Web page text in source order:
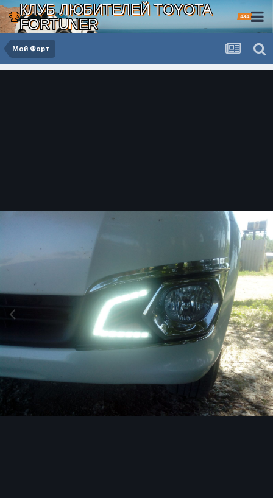
КЛУБ ЛЮБИТЕЛЕЙ TOYOTA
FORTUNER
4X4
Мой Форт